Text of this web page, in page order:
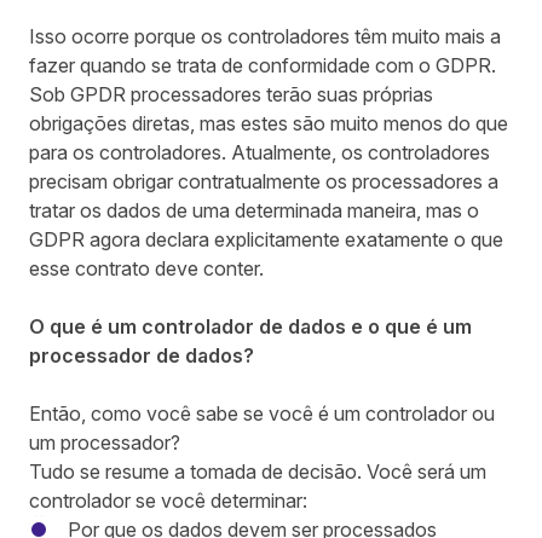
Isso ocorre porque os controladores têm muito mais a
fazer quando se trata de conformidade com o GDPR.
Sob GPDR processadores terão suas próprias
obrigações diretas, mas estes são muito menos do que
para os controladores. Atualmente, os controladores
precisam obrigar contratualmente os processadores a
tratar os dados de uma determinada maneira, mas o
GDPR agora declara explicitamente exatamente o que
esse contrato deve conter.
O que é um controlador de dados e o que é um
processador de dados?
Então, como você sabe se você é um controlador ou
um processador?
Tudo se resume a tomada de decisão. Você será um
controlador se você determinar:
Por que os dados devem ser processados